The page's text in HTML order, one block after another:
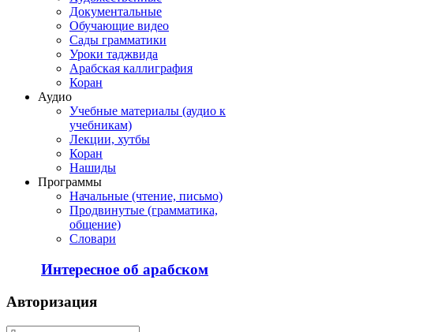
Документальные
Обучающие видео
Сады грамматики
Уроки таджвида
Арабская каллиграфия
Коран
Аудио
Учебные материалы (аудио к
учебникам)
Лекции, хутбы
Коран
Нашиды
Программы
Начальные (чтение, письмо)
Продвинутые (грамматика,
общение)
Словари
Интересное об арабском
Авторизация